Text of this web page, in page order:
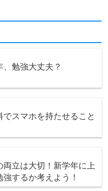
、勉強大丈夫？
でスマホを持たせること
両立は大切！新学年に上
するか考えよう！